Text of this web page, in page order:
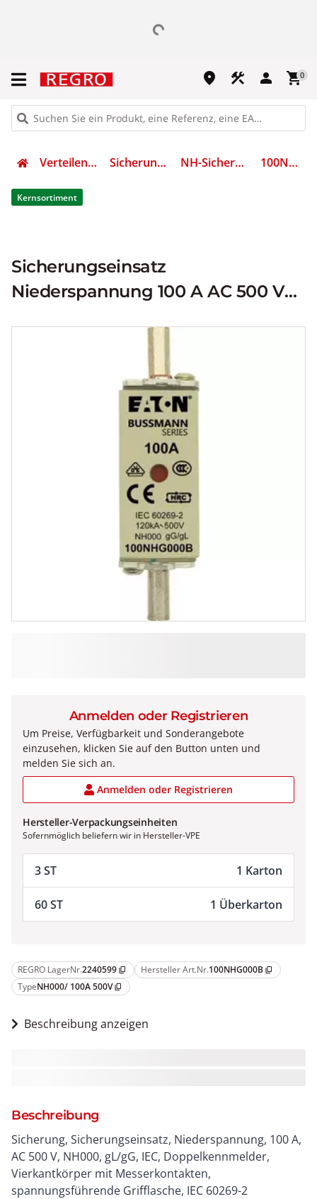
place construction person shopping_cart0
Verteilen & Sichern Sicherungsmaterial NH-Sicherungseinsatz 100NHG000B
Kernsortiment
Sicherungseinsatz
Niederspannung 100 A AC 500 V
REGRO LagerNr.2240599 content_copy Hersteller Art.Nr.100NHG000B content_copy
TypeNH000/ 100A 500V content_copy
Beschreibung anzeigen
Beschreibung
Sicherung, Sicherungseinsatz, Niederspannung, 100 A,
AC 500 V, NH000, gL/gG, IEC, Doppelkennmelder,
Vierkantkörper mit Messerkontakten,
spannungsführende Grifflasche, IEC 60269-2
Anmelden oder Registrieren
Um Preise, Verfügbarkeit und Sonderangebote
einzusehen, klicken Sie auf den Button unten und
melden Sie sich an.
Anmelden oder Registrieren
Hersteller-Verpackungseinheiten
Sofernmöglich beliefern wir in Hersteller-VPE
3 ST 1 Karton
60 ST 1 Überkarton